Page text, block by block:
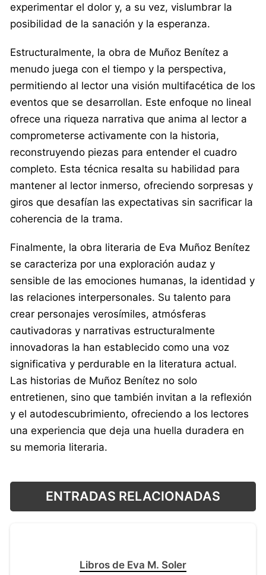
experimentar el dolor y, a su vez, vislumbrar la
posibilidad de la sanación y la esperanza.
Estructuralmente, la obra de Muñoz Benítez a
menudo juega con el tiempo y la perspectiva,
permitiendo al lector una visión multifacética de los
eventos que se desarrollan. Este enfoque no lineal
ofrece una riqueza narrativa que anima al lector a
comprometerse activamente con la historia,
reconstruyendo piezas para entender el cuadro
completo. Esta técnica resalta su habilidad para
mantener al lector inmerso, ofreciendo sorpresas y
giros que desafían las expectativas sin sacrificar la
coherencia de la trama.
Finalmente, la obra literaria de Eva Muñoz Benítez
se caracteriza por una exploración audaz y
sensible de las emociones humanas, la identidad y
las relaciones interpersonales. Su talento para
crear personajes verosímiles, atmósferas
cautivadoras y narrativas estructuralmente
innovadoras la han establecido como una voz
significativa y perdurable en la literatura actual.
Las historias de Muñoz Benítez no solo
entretienen, sino que también invitan a la reflexión
y el autodescubrimiento, ofreciendo a los lectores
una experiencia que deja una huella duradera en
su memoria literaria.
ENTRADAS RELACIONADAS
Libros de Eva M. Soler